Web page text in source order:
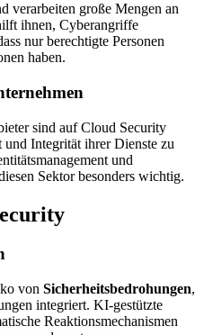
verarbeiten große Mengen an
ihnen, Cyberangriffe
nur berechtigte Personen
haben.
sind auf Cloud Security
Integrität ihrer Dienste zu
und
Sektor besonders wichtig.
von Sicherheitsbedrohungen,
integriert. KI-gestützte
Reaktionsmechanismen